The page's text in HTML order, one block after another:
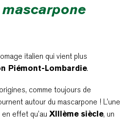
mascarpone
italien qui vient plus
Piémont-Lombardie.
comme toujours de
autour du mascarpone ! L’une
effet qu’au XIIIème siècle, un